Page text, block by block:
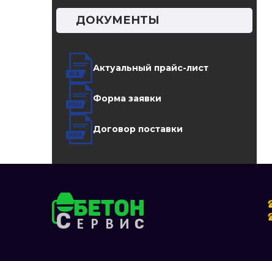
ДОКУМЕНТЫ
Актуальный прайс-лист
Форма заявки
Договор поставки